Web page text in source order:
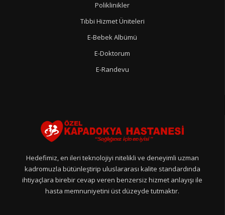
Poliklinikler
Tıbbi Hizmet Üniteleri
E-Bebek Albümü
E-Doktorum
E-Randevu
Hedefimiz, en ileri teknolojiyi nitelikli ve deneyimli uzman
kadromuzla bütünleştirip uluslararası kalite standardında
ihtiyaçlara birebir cevap veren benzersiz hizmet anlayışı ile
hasta memnuniyetini üst düzeyde tutmaktır.